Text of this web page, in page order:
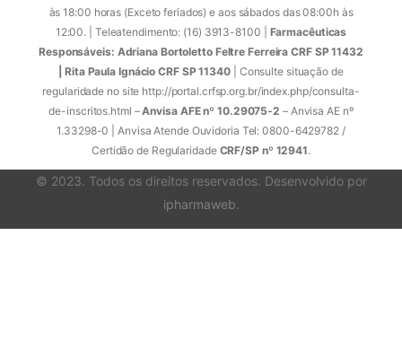
às 18:00 horas (Exceto feriados) e aos sábados das 08:00h às
12:00. | Teleatendimento: (16) 3913-8100 | Farmacêuticas
Responsáveis: Adriana Bortoletto Feltre Ferreira CRF SP 11432
| Rita Paula Ignácio CRF SP 11340 | Consulte situação de
regularidade no site http://portal.crfsp.org.br/index.php/consulta-
de-inscritos.html –Anvisa AFE nº 10.29075-2 – Anvisa AE nº
1.33298-0 | Anvisa Atende Ouvidoria Tel: 0800-6429782 /
Certidão de Regularidade CRF/SP nº 12941.
© 2023. Todos os direitos reservados. Desenvolvido por
ipharmaweb.